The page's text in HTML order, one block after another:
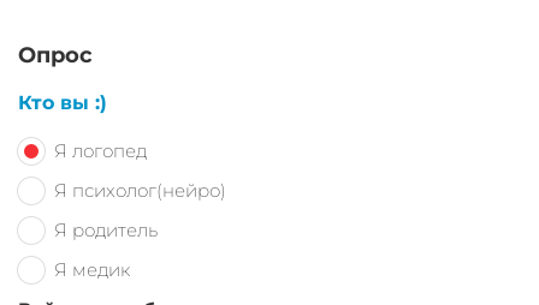
Опрос
Кто вы :)
Я логопед
Я психолог(нейро)
Я родитель
Я медик